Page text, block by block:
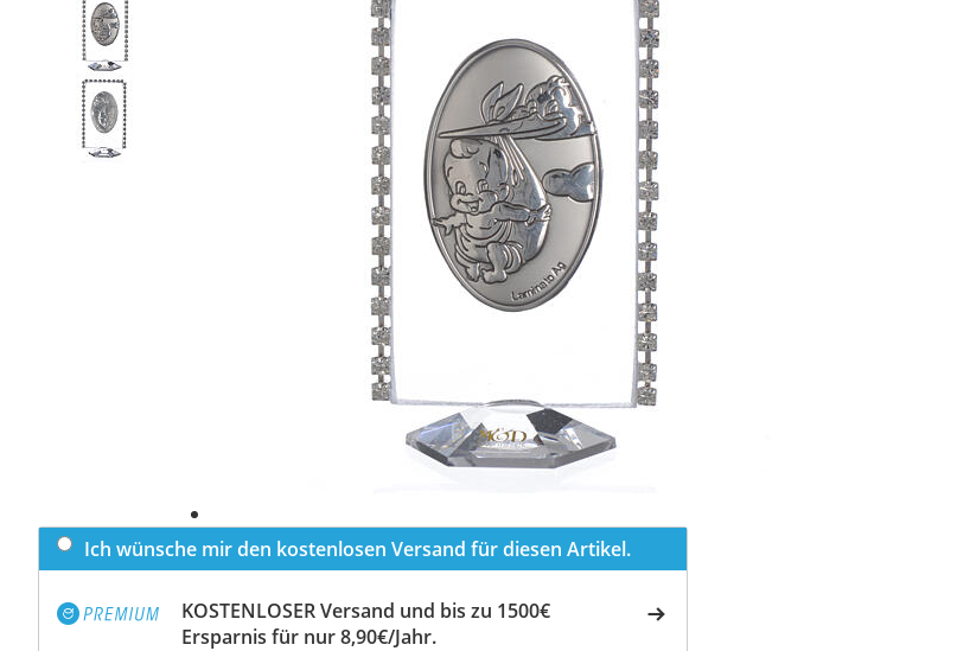
Ich wünsche mir den kostenlosen Versand für diesen Artikel.
KOSTENLOSER Versand und bis zu 1500€
Ersparnis für nur 8,90€/Jahr.